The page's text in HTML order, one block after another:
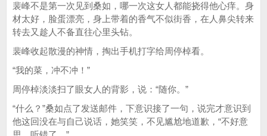
裴峰不是第一次见到桑如，哪一次这女人都能挠得他心痒。身
材太好，脸蛋漂亮，身上带着的香气不似街香，在人鼻尖转来
转去又趁人不备直往心里头钻。
裴峰收起散漫的神情，掏出手机打字给周停棹看。
“我的菜，冲不冲！”
周停棹淡淡扫了眼女人的背影，说：“随你。”
“什么？”桑如点了发送邮件，下意识接了一句，说完才意识到
他这回没在与自己说话，她笑笑，不见尴尬地道歉，“不好意